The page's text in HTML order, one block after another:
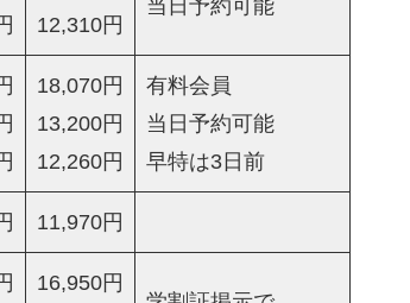
12,310円
当日予約可能
18,070円
13,200円
12,260円
有料会員
当日予約可能
早特は3日前
11,970円
16,950円